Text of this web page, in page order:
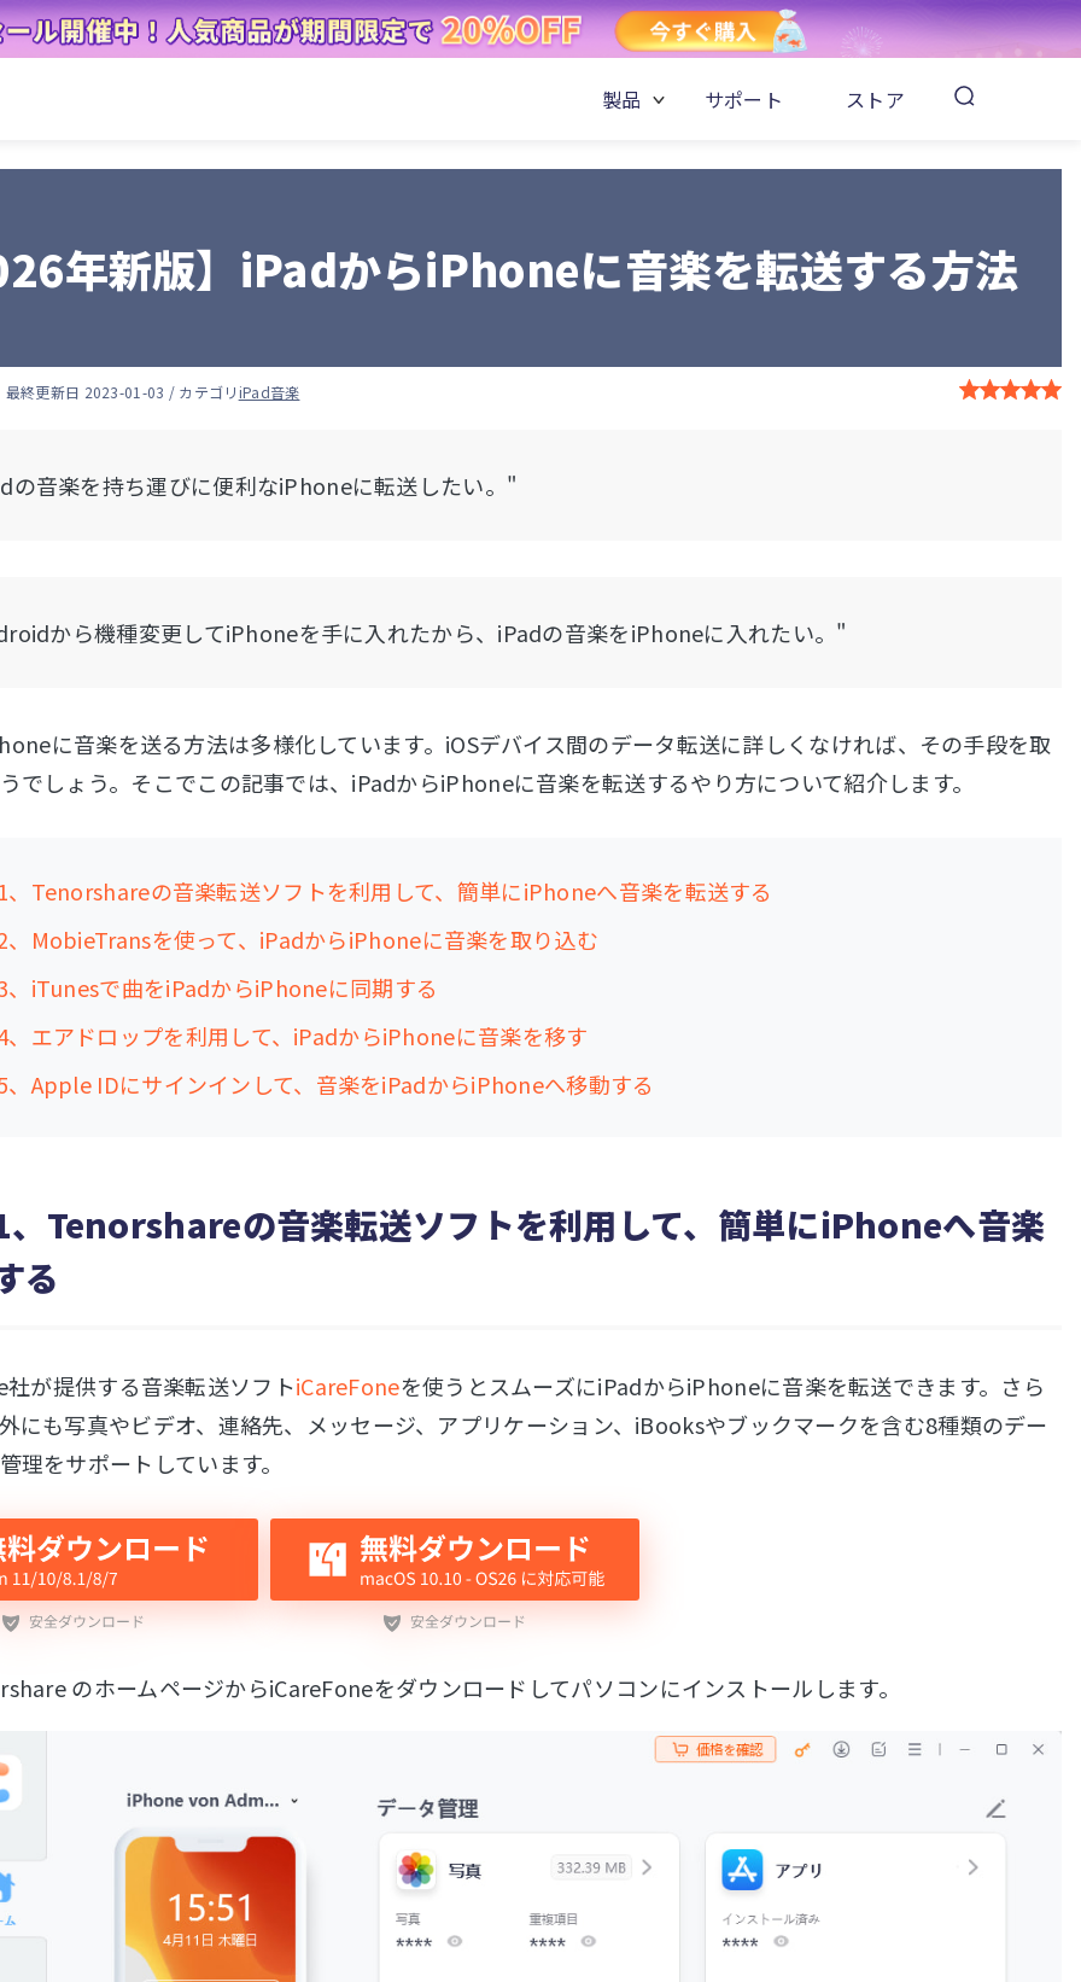
製品 サポート ストア
年新版】iPadからiPhoneに音楽を転送する方法
最終更新日 2023-01-03 / カテゴリiPad音楽
の音楽を持ち運びに便利なiPhoneに転送したい。"
から機種変更してiPhoneを手に入れたから、iPadの音楽をiPhoneに入れたい。"
に音楽を送る方法は多様化しています。iOSデバイス間のデータ転送に詳しくなければ、その手段を取
でしょう。そこでこの記事では、iPadからiPhoneに音楽を転送するやり方について紹介します。
、Tenorshareの音楽転送ソフトを利用して、簡単にiPhoneへ音楽を転送する
、MobieTransを使って、iPadからiPhoneに音楽を取り込む
、iTunesで曲をiPadからiPhoneに同期する
、エアドロップを利用して、iPadからiPhoneに音楽を移す
、Apple IDにサインインして、音楽をiPadからiPhoneへ移動する
、Tenorshareの音楽転送ソフトを利用して、簡単にiPhoneへ音楽
る
が提供する音楽転送ソフトiCareFoneを使うとスムーズにiPadからiPhoneに音楽を転送できます。さら
にも写真やビデオ、連絡先、メッセージ、アプリケーション、iBooksやブックマークを含む8種類のデー
理をサポートしています。
のホームページからiCareFoneをダウンロードしてパソコンにインストールします。